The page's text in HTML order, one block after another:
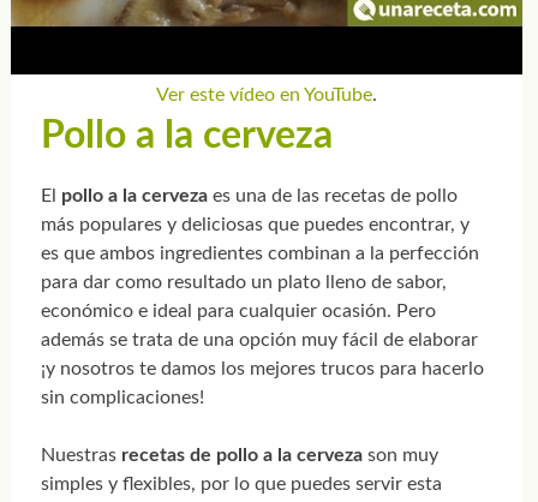
Ver este vídeo en YouTube.
Pollo a la cerveza
El pollo a la cervezaes una de las recetas de pollo
más populares y deliciosas que puedes encontrar, y
es que ambos ingredientes combinan a la perfección
para dar como resultado un plato lleno de sabor,
económico e ideal para cualquier ocasión. Pero
además se trata de una opción muy fácil de elaborar
¡y nosotros te damos los mejores trucos para hacerlo
sin complicaciones!
Nuestrasrecetas de pollo a la cervezason muy
simples y flexibles, por lo que puedes servir esta